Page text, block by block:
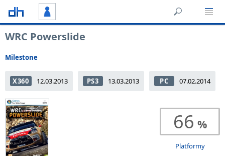
WRC Powerslide
Milestone
X360 12.03.2013 PS3 13.03.2013 PC 07.02.2014
66
Platformy